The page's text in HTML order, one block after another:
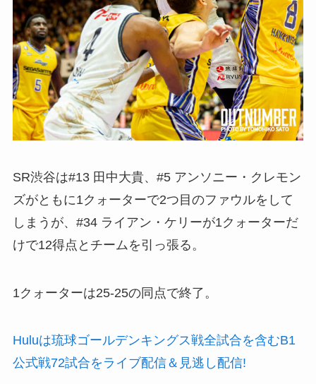
SR渋谷は#13 田中大貴、#5 アンソニー・クレモン
ズがともに1クォーターで2つ目のファウルをして
しまうが、#34 ライアン・ケリーが1クォーターだ
けで12得点とチームを引っ張る。
1クォーターは25-25の同点で終了。
Huluは琉球ゴールデンキングス戦全試合を含むB1
公式戦72試合をライブ配信＆見逃し配信!